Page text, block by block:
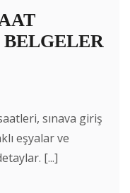
sınava giriş
eşyalar ve
[...]